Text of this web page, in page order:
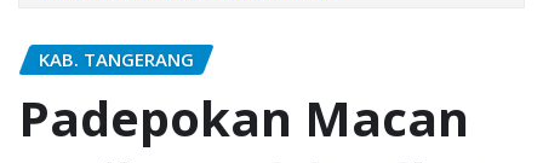
KAB. TANGERANG
Padepokan Macan